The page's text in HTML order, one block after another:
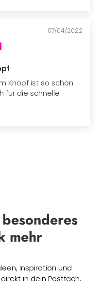
07/04/2022
Knopf ist so schön
für die schnelle
mehr
Inspiration und
in dein Postfach.